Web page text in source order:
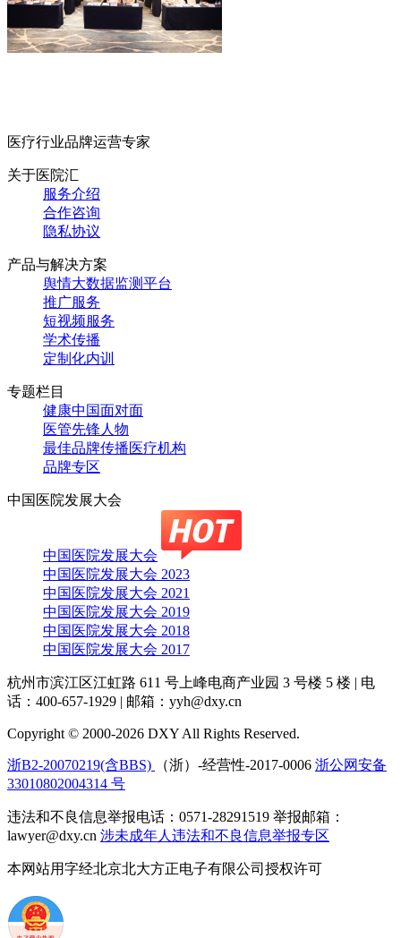
医疗行业品牌运营专家
关于医院汇
服务介绍
合作咨询
隐私协议
产品与解决方案
舆情大数据监测平台
推广服务
短视频服务
学术传播
定制化内训
专题栏目
健康中国面对面
医管先锋人物
最佳品牌传播医疗机构
品牌专区
中国医院发展大会
中国医院发展大会
中国医院发展大会 2023
中国医院发展大会 2021
中国医院发展大会 2019
中国医院发展大会 2018
中国医院发展大会 2017
杭州市滨江区江虹路 611 号上峰电商产业园 3 号楼 5 楼 | 电
话：400-657-1929 | 邮箱：yyh@dxy.cn
Copyright © 2000-2026 DXY All Rights Reserved.
浙B2-20070219(含BBS) （浙）-经营性-2017-0006 浙公网安备
33010802004314 号
违法和不良信息举报电话：0571-28291519 举报邮箱：
lawyer@dxy.cn 涉未成年人违法和不良信息举报专区
本网站用字经北京北大方正电子有限公司授权许可